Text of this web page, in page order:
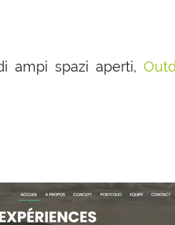
ampi spazi aperti,